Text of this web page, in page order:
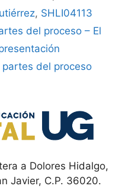
, SHLI04113
del proceso – El
del proceso
a Dolores Hidalgo,
Javier, C.P. 36020.